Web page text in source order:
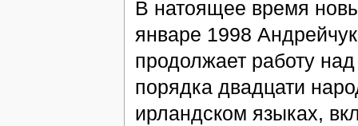
В натоящее время
январе 1998
продолжает работу
порядка двадцати
ирландском языках,